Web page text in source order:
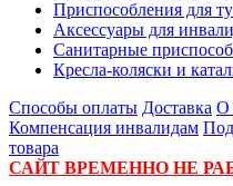
Приспособления для
Аксессуары для
Санитарные
Кресла-коляски и
Способы оплаты Доставка О
Компенсация инвалидам
товара
САЙТ ВРЕМЕННО НЕ